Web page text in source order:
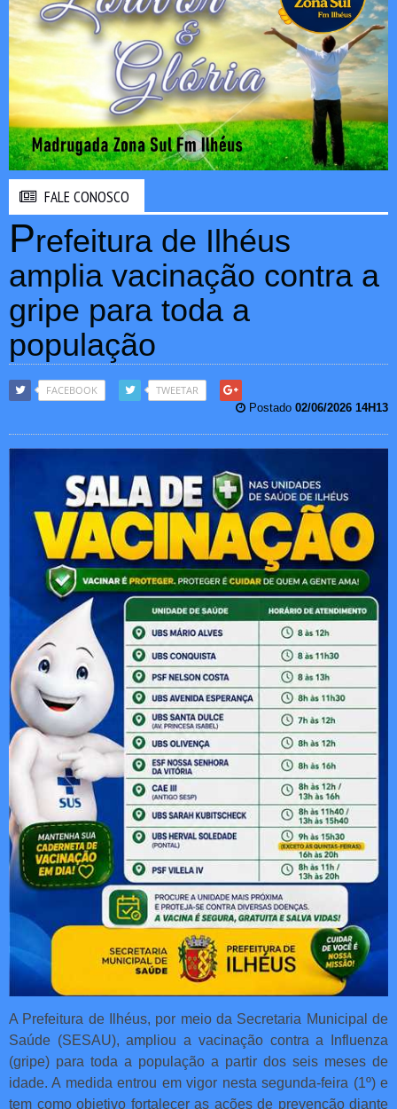
FALE CONOSCO
Prefeitura de Ilhéus
amplia vacinação contra a
gripe para toda a
população
FACEBOOK
TWEETAR
Postado 02/06/2026 14H13
A Prefeitura de Ilhéus, por meio da Secretaria Municipal de
Saúde (SESAU), ampliou a vacinação contra a Influenza
(gripe) para toda a população a partir dos seis meses de
idade. A medida entrou em vigor nesta segunda-feira (1º) e
tem como objetivo fortalecer as ações de prevenção diante